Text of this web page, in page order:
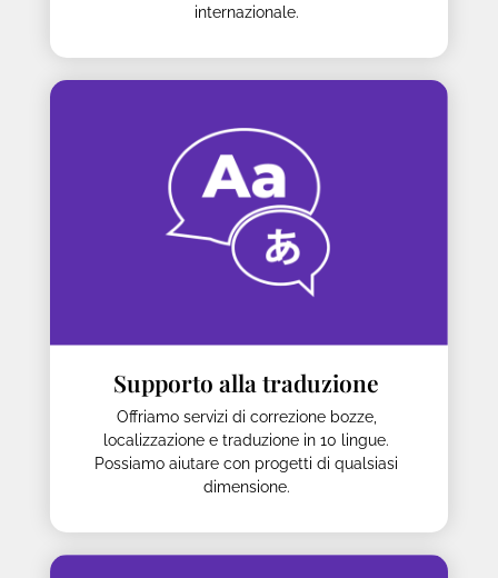
internazionale.
Supporto alla traduzione
Offriamo servizi di correzione bozze,
localizzazione e traduzione in 10 lingue.
Possiamo aiutare con progetti di qualsiasi
dimensione.